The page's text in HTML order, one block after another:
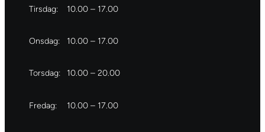
Tirsdag: 10.00 – 17.00
Onsdag: 10.00 – 17.00
Torsdag: 10.00 – 20.00
Fredag: 10.00 – 17.00